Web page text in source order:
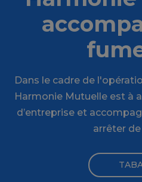
Dans le cadre de
Harmonie Mutuelle est à
d’entreprise et
arrêter